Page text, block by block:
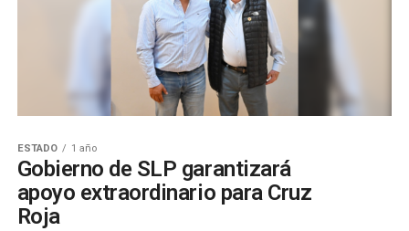
ESTADO 1 año
Gobierno de SLP garantizará
apoyo extraordinario para Cruz
Roja